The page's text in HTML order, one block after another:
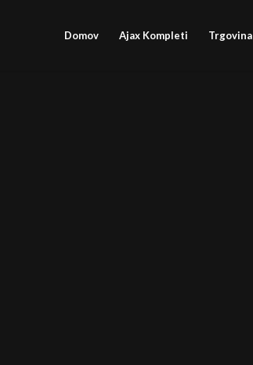
Domov Ajax Kompleti Trgovina